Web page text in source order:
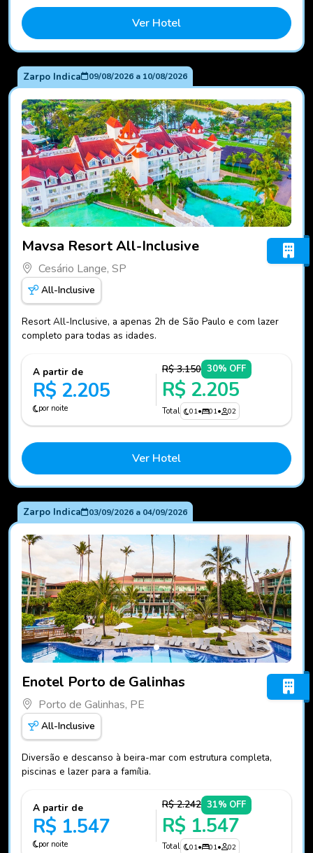
Ver Hotel
Zarpo Indica 09/08/2026a 10/08/2026
Mavsa Resort All-Inclusive
Cesário Lange, SP
All-Inclusive
Resort All-Inclusive, a apenas 2h de São Paulo e com lazer
completo para todas as idades.
A partir de
R$ 2.205
por noite
R$ 3.150 30% OFF
R$ 2.205
Total 01• 01• 02
Ver Hotel
Zarpo Indica 03/09/2026a 04/09/2026
Enotel Porto de Galinhas
Porto de Galinhas, PE
All-Inclusive
Diversão e descanso à beira-mar com estrutura completa,
piscinas e lazer para a família.
A partir de
R$ 1.547
por noite
R$ 2.242 31% OFF
R$ 1.547
Total 01• 01• 02